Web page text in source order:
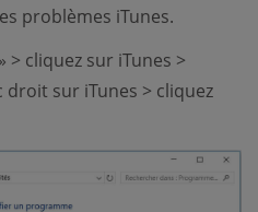
problèmes iTunes.
> cliquez sur iTunes >
sur iTunes > cliquez